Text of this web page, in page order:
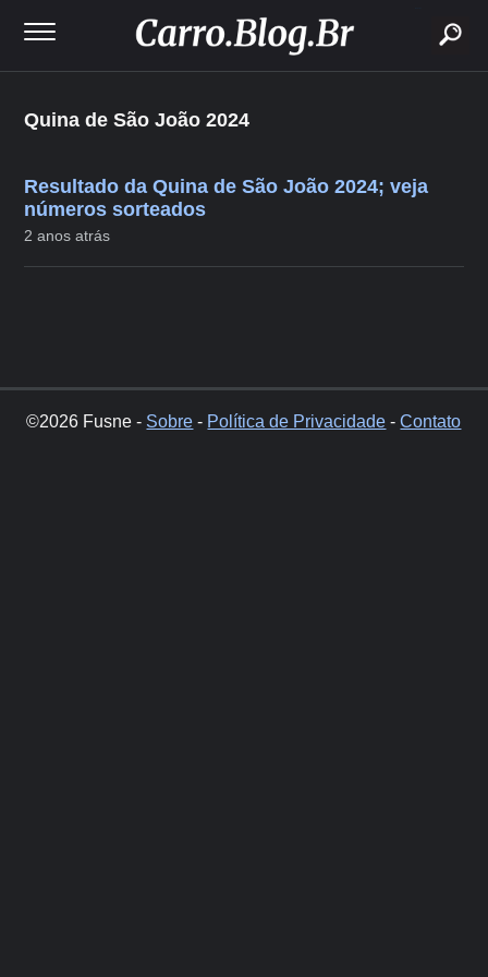
Quina de São João 2024
Resultado da Quina de São João 2024; veja
números sorteados
2 anos atrás
©2026 Fusne - Sobre - Política de Privacidade -Contato